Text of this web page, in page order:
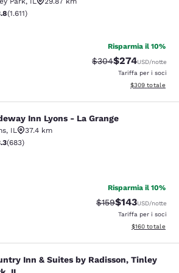
di 3.8 stelle. Buono. 1611 recensioni
(1.611)
Risparmia il 10%
Tariffa di barratura:
$304Tariffa
$274USD/notte
Tariffa per i soci
Visualizza i
$309 totale
Lyons - La Grange
Inn Lyons - La Grange
, IL
37.4 km
di 3.33 stelle. Buono. 683 recensioni
(683)
Risparmia il 10%
Tariffa di barratura:
$159Tariffa
$143USD/notte
Tariffa per i soci
Visualizza i
$160 totale
& Suites by Radisson,
Inn & Suites by Radisson, Tinley